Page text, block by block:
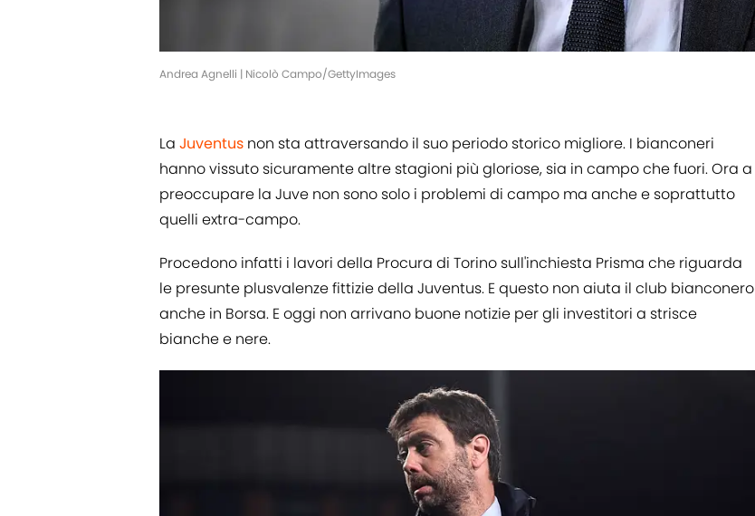
Andrea Agnelli | Nicolò Campo/GettyImages
La Juventus non sta attraversando il suo periodo storico migliore. I bianconeri
hanno vissuto sicuramente altre stagioni più gloriose, sia in campo che fuori. Ora a
preoccupare la Juve non sono solo i problemi di campo ma anche e soprattutto
quelli extra-campo.
Procedono infatti i lavori della Procura di Torino sull'inchiesta Prisma che riguarda
le presunte plusvalenze fittizie della Juventus. E questo non aiuta il club bianconero
anche in Borsa. E oggi non arrivano buone notizie per gli investitori a strisce
bianche e nere.